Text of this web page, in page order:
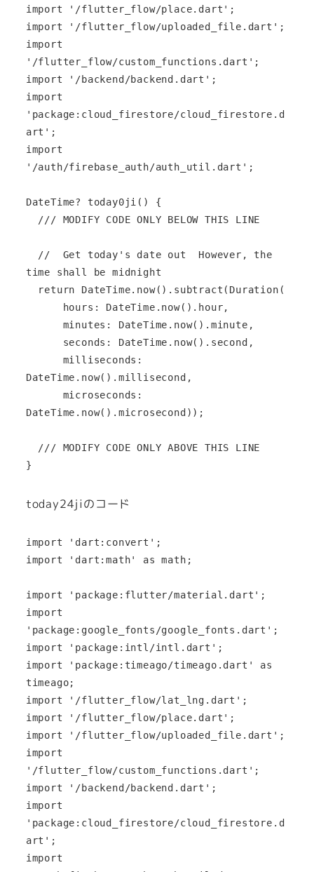
import '/flutter_flow/place.dart';
import '/flutter_flow/uploaded_file.dart';
import
'/flutter_flow/custom_functions.dart';
import '/backend/backend.dart';
import
'package:cloud_firestore/cloud_firestore.d
art';
import
'/auth/firebase_auth/auth_util.dart';
DateTime? today0ji() {
time shall be midnight
DateTime.now().millisecond,
DateTime.now().microsecond));
}
today24jiのコード
import 'dart:convert';
import 'dart:math' as math;
import 'package:flutter/material.dart';
import
'package:google_fonts/google_fonts.dart';
import 'package:intl/intl.dart';
import 'package:timeago/timeago.dart' as
timeago;
import '/flutter_flow/lat_lng.dart';
import '/flutter_flow/place.dart';
import '/flutter_flow/uploaded_file.dart';
import
'/flutter_flow/custom_functions.dart';
import '/backend/backend.dart';
import
'package:cloud_firestore/cloud_firestore.d
art';
import